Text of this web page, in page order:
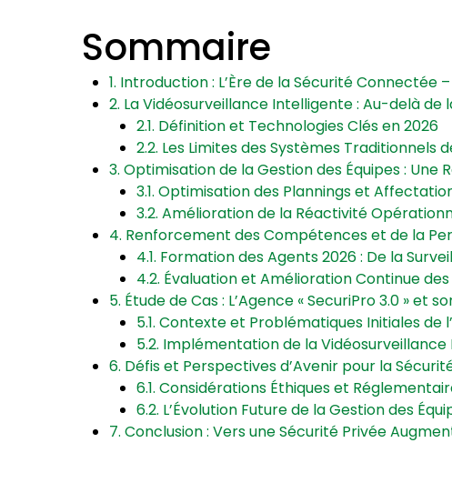
Sommaire
1. Introduction : L’Ère de la Sécurité Connectée
2. La Vidéosurveillance Intelligente : Au-delà de
2.1. Définition et Technologies Clés en 2026
2.2. Les Limites des Systèmes Traditionnels
3. Optimisation de la Gestion des Équipes : Une
3.1. Optimisation des Plannings et
3.2. Amélioration de la Réactivité
4. Renforcement des Compétences et de la
4.1. Formation des Agents 2026 : De la
4.2. Évaluation et Amélioration Continue
5. Étude de Cas : L’Agence « SecuriPro 3.0 » et
5.1. Contexte et Problématiques Initiales de
5.2. Implémentation de la
6. Défis et Perspectives d’Avenir pour la
6.1. Considérations Éthiques et
6.2. L’Évolution Future de la Gestion des
7. Conclusion : Vers une Sécurité Privée